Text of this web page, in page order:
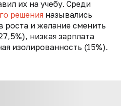
их на учебу. Среди
решения назывались
роста и желание сменить
низкая зарплата
изолированность (15%).